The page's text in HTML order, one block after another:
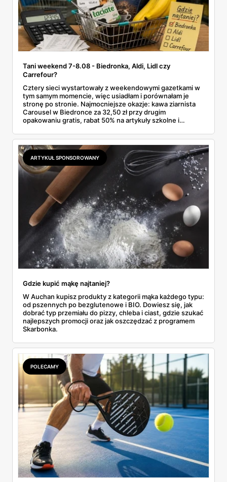
Tani weekend 7-8.08 - Biedronka, Aldi, Lidl czy
Carrefour?
Cztery sieci wystartowały z weekendowymi gazetkami w
tym samym momencie, więc usiadłam i porównałam je
stronę po stronie. Najmocniejsze okazje: kawa ziarnista
Carousel w Biedronce za 32,50 zł przy drugim
opakowaniu gratis, rabat 50% na artykuły szkolne i
2,99 zł za kilogram, ale wyłącznie w sobotę z aplikacją. Aldi
odpowiada masłem za 2,99 zł. Werdykt w skrócie:
najwięcej wyciśniesz z Biedronki, po świeże warzywa jedź
do Aldi.
ARTYKUŁ SPONSOROWANY
Gdzie kupić mąkę najtaniej?
W Auchan kupisz produkty z kategorii mąka każdego typu:
od pszennych po bezglutenowe i BIO. Dowiesz się, jak
dobrać typ przemiału do pizzy, chleba i ciast, gdzie szukać
najlepszych promocji oraz jak oszczędzać z programem
Skarbonka.
POLECAMY